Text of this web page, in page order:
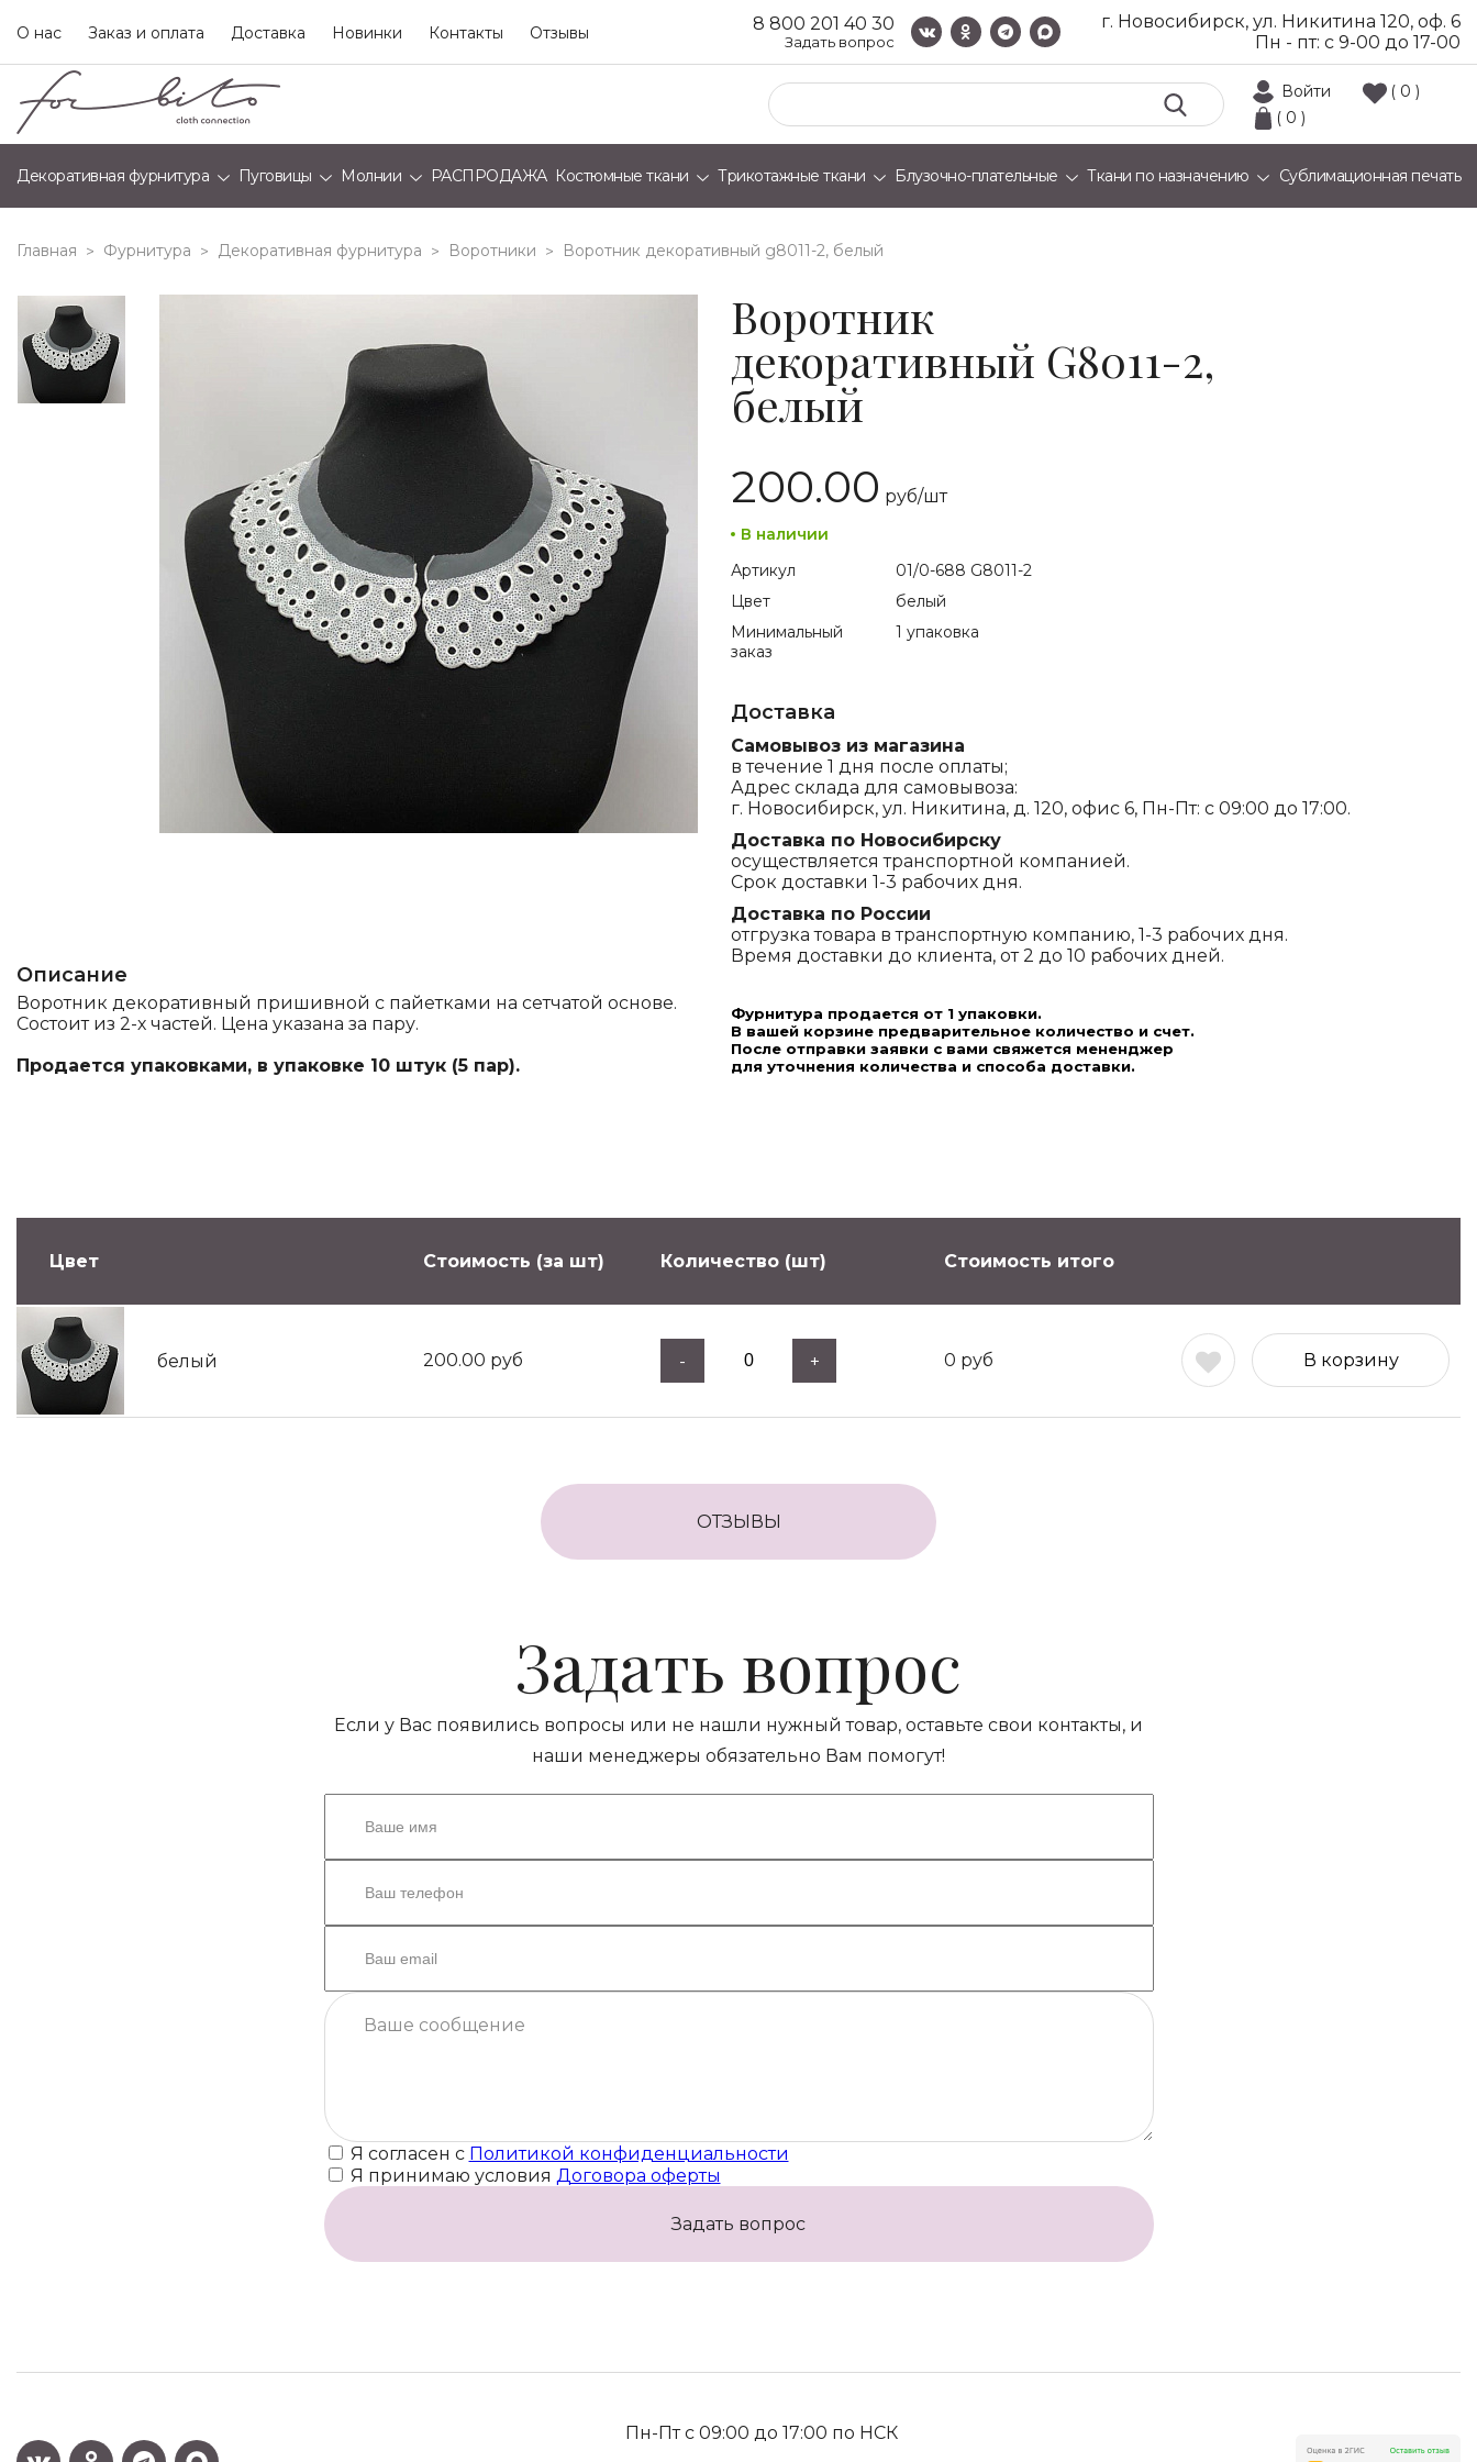
О нас Заказ и оплата Доставка Новинки Контакты Отзывы 8 800 201 40 30
Задать вопрос
г. Новосибирск, ул. Никитина 120, оф. 6
Пн - пт: с 9-00 до 17-00
Войти
( 0 )
( 0 )
Декоративная фурнитура Пуговицы Молнии РАСПРОДАЖА Костюмные ткани Трикотажные ткани Блузочно-плательные Ткани по назначению Сублимационная печать
Главная > Фурнитура > Декоративная фурнитура > Воротники > воротник декоративный g8011-2, белый
Описание
Воротник декоративный пришивной с пайетками на сетчатой основе.
Состоит из 2-х частей. Цена указана за пару.
Продается упаковками, в упаковке 10 штук (5 пар).
Воротник
декоративный G8011-2,
белый
200.00 руб/шт
В наличии
Артикул
01/0-688 G8011-2
Цвет
белый
Минимальный
заказ
1 упаковка
Доставка
Самовывоз из магазина
в течение 1 дня после оплаты;
Адрес склада для самовывоза:
г. Новосибирск, ул. Никитина, д. 120, офис 6, Пн-Пт: с 09:00 до 17:00.
Доставка по Новосибирску
осуществляется транспортной компанией.
Срок доставки 1-3 рабочих дня.
Доставка по России
отгрузка товара в транспортную компанию, 1-3 рабочих дня.
Время доставки до клиента, от 2 до 10 рабочих дней.
Фурнитура продается от 1 упаковки.
В вашей корзине предварительное количество и счет.
После отправки заявки с вами свяжется мененджер
для уточнения количества и способа доставки.
Цвет Стоимость (за шт) Количество (шт) Стоимость итого
белый 200.00 руб - + 0 руб В корзину
ОТЗЫВЫ
Задать вопрос
Если у Вас появились вопросы или не нашли нужный товар, оставьте свои контакты, и
наши менеджеры обязательно Вам помогут!
Я согласен с Политикой конфиденциальности
Я принимаю условия Договора оферты
Задать вопрос
Пн-Пт с 09:00 до 17:00 по НСК